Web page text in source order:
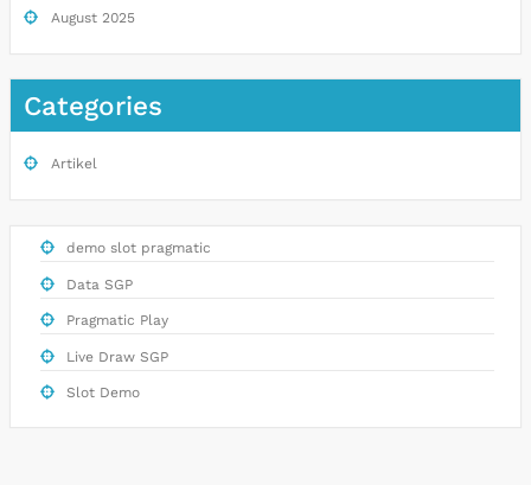
August 2025
Categories
Artikel
demo slot pragmatic
Data SGP
Pragmatic Play
Live Draw SGP
Slot Demo